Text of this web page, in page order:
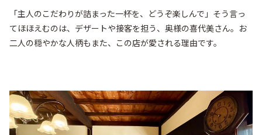
「主人のこだわりが詰まった一杯を、どうぞ楽しんで」そう言っ
てほほえむのは、デザートや接客を担う、奥様の喜代美さん。お
二人の穏やかな人柄もまた、この店が愛される理由です。